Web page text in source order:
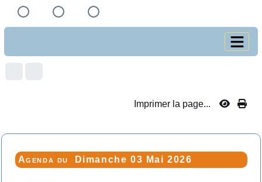
Imprimer la page...
Agenda du Dimanche 03 Mai 2026